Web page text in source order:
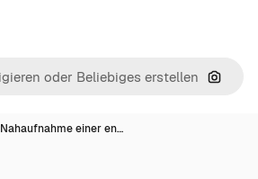
Nach
Nahaufnahme einer en…